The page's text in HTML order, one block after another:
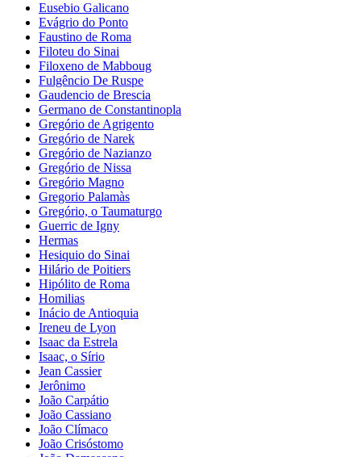
Eusebio Galicano
Evágrio do Ponto
Faustino de Roma
Filoteu do Sinai
Filoxeno de Mabboug
Fulgêncio De Ruspe
Gaudencio de Brescia
Germano de Constantinopla
Gregório de Agrigento
Gregório de Narek
Gregório de Nazianzo
Gregório de Nissa
Gregório Magno
Gregorio Palamàs
Gregório, o Taumaturgo
Guerric de Igny
Hermas
Hesiquio do Sinai
Hilário de Poitiers
Hipólito de Roma
Homilias
Inácio de Antioquia
Ireneu de Lyon
Isaac da Estrela
Isaac, o Sírio
Jean Cassier
Jerônimo
João Carpátio
João Cassiano
João Clímaco
João Crisóstomo